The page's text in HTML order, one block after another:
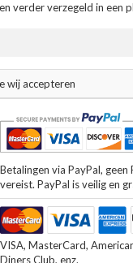
verder verzegeld in een
wij accepteren
Betalingen via PayPal, geen
vereist. PayPal is veilig en
VISA, MasterCard,
Diners Club, enz.